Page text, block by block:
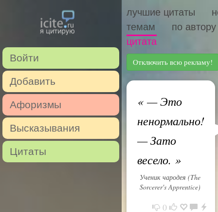
Войти
Добавить
Афоризмы
Высказывания
Цитаты
лучшие цитаты
темам
по автору
цитата
Отключить всю рекламу!
«— Это
ненормально!
— Зато
весело. »
Ученик чародея (The
Sorcerer's Apprentice)
0